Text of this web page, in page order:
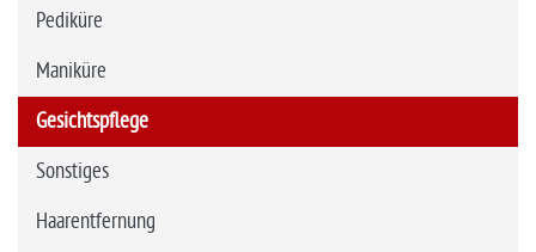
Pediküre
Maniküre
Gesichtspflege
Sonstiges
Haarentfernung